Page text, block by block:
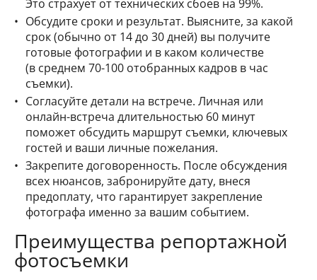
Это страхует от технических сбоев на 99%.
Обсудите сроки и результат. Выясните, за какой
срок (обычно от 14 до 30 дней) вы получите
готовые фотографии и в каком количестве
(в среднем 70-100 отобранных кадров в час
съемки).
Согласуйте детали на встрече. Личная или
онлайн-встреча длительностью 60 минут
поможет обсудить маршрут съемки, ключевых
гостей и ваши личные пожелания.
Закрепите договоренность. После обсуждения
всех нюансов, забронируйте дату, внеся
предоплату, что гарантирует закрепление
фотографа именно за вашим событием.
Преимущества репортажной
фотосъемки